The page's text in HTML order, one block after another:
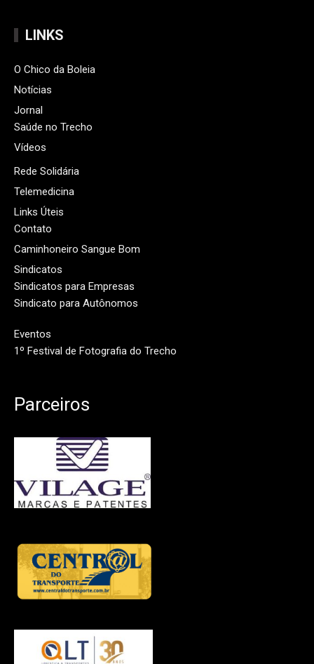
LINKS
O Chico da Boleia
Notícias
Jornal
Saúde no Trecho
Vídeos
Rede Solidária
Telemedicina
Links Úteis
Contato
Caminhoneiro Sangue Bom
Sindicatos
Sindicatos para Empresas
Sindicato para Autônomos
Eventos
1º Festival de Fotografia do Trecho
Parceiros